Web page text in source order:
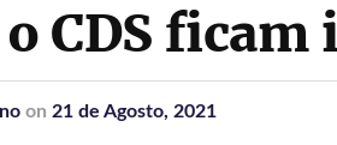
o CDS ficam
on 21 de Agosto, 2021